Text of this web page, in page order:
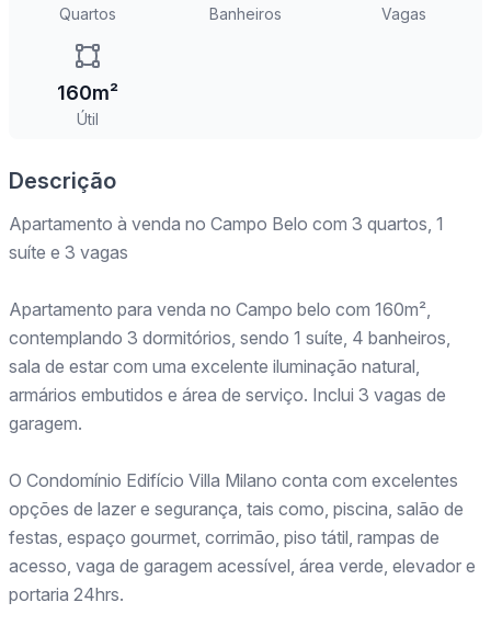
Quartos Banheiros Vagas
160m²
Útil
Descrição
Apartamento à venda no Campo Belo com 3 quartos, 1
suíte e 3 vagas
Apartamento para venda no Campo belo com 160m²,
contemplando 3 dormitórios, sendo 1 suíte, 4 banheiros,
sala de estar com uma excelente iluminação natural,
armários embutidos e área de serviço. Inclui 3 vagas de
garagem.
O Condomínio Edifício Villa Milano conta com excelentes
opções de lazer e segurança, tais como, piscina, salão de
festas, espaço gourmet, corrimão, piso tátil, rampas de
acesso, vaga de garagem acessível, área verde, elevador e
portaria 24hrs.